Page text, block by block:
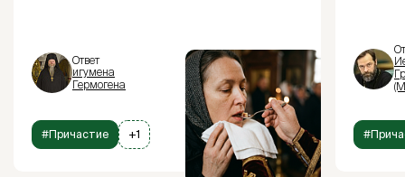
Ответ
игумена
Гермогена
#Причастие +1